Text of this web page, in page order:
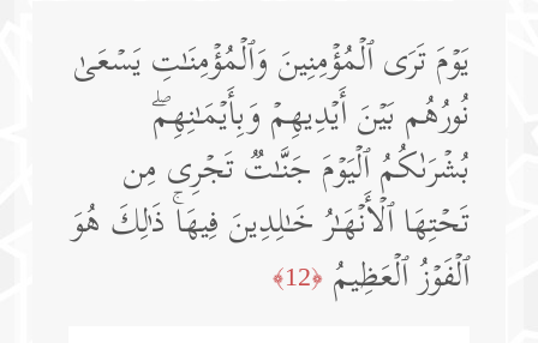
یَوۡمَ تَرَى ٱلۡمُؤۡمِنِینَ وَٱلۡمُؤۡمِنَـٰتِ یَسۡعَىٰ
نُورُهُم بَیۡنَ أَیۡدِیهِمۡ وَبِأَیۡمَـٰنِهِمۖ
بُشۡرَىٰكُمُ ٱلۡیَوۡمَ جَنَّـٰتࣱ تَجۡرِی مِن
تَحۡتِهَا ٱلۡأَنۡهَـٰرُ خَـٰلِدِینَ فِیهَاۚ ذَ ٰ⁠لِكَ هُوَ
ٱلۡفَوۡزُ ٱلۡعَظِیمُ ﴿12﴾